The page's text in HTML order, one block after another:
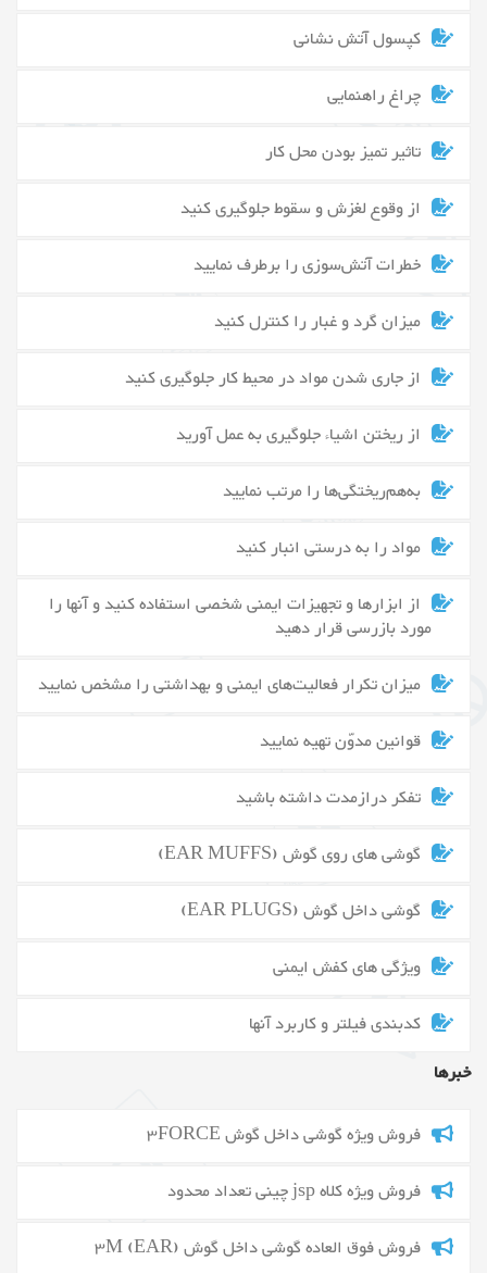
کپسول آتش نشانی
چراغ راهنمایی
تاثیر تمیز بودن محل کار
از وقوع لغزش و سقوط جلوگیری کنید
خطرات آتش‌سوزی را برطرف نمایید
میزان گرد و غبار را کنترل کنید
از جاری شدن مواد در محیط کار جلوگیری کنید
از ریختن اشیاء جلوگیری به عمل آورید
به‌هم‌ریختگی‌ها را مرتب نمایید
مواد را به درستی انبار کنید
از ابزارها و تجهیزات ایمنی شخصی استفاده کنید و آنها را
مورد بازرسی قرار دهید
میزان تکرار فعالیت‌های ایمنی و بهداشتی را مشخص نمایید
قوانین مدوّن تهیه نمایید
تفکر درازمدت داشته باشید
گوشی های روی گوش (EAR MUFFS)
گوشی داخل گوش (EAR PLUGS)
ویژگی های کفش ایمنی
کدبندی فیلتر و کاربرد آنها
خبرها
فروش ویژه گوشی داخل گوش 3FORCE
فروش ویژه کلاه jsp چینی تعداد محدود
فروش فوق العاده گوشی داخل گوش 3M (EAR)